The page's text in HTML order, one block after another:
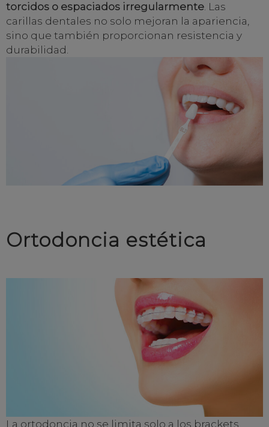
torcidos o espaciados irregularmente. Las
carillas dentales no solo mejoran la apariencia,
sino que también proporcionan resistencia y
durabilidad.
Ortodoncia estética
La ortodoncia no se limita solo a los brackets